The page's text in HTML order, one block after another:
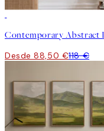
Desde 88,50 €118 €